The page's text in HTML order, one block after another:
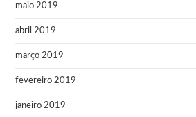
maio 2019
abril 2019
março 2019
fevereiro 2019
janeiro 2019